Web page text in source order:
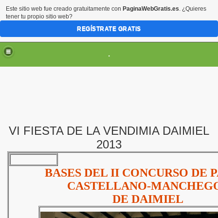
.
VI FIESTA DE LA VENDIMIA DAIMIEL
2013
BASES DEL II CONCURSO DE
CASTELLANO-
DE DAIMIEL
Este sitio web fue creado gratuitamente con PaginaWebGratis.es. ¿Quieres
tener tu propio sitio web?
REGÍSTRATE GRATIS